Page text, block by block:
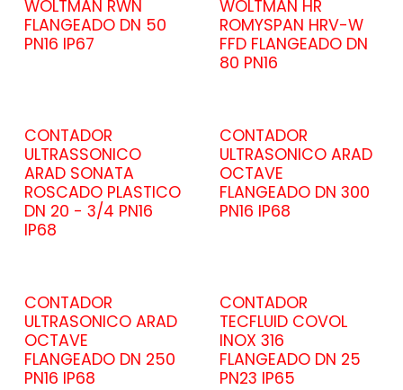
WOLTMAN RWN
FLANGEADO DN 50
PN16 IP67
WOLTMAN HR
ROMYSPAN HRV-W
FFD FLANGEADO DN
80 PN16
CONTADOR
ULTRASSONICO
ARAD SONATA
ROSCADO PLASTICO
DN 20 - 3/4 PN16
IP68
CONTADOR
ULTRASONICO ARAD
OCTAVE
FLANGEADO DN 300
PN16 IP68
CONTADOR
ULTRASONICO ARAD
OCTAVE
FLANGEADO DN 250
PN16 IP68
CONTADOR
TECFLUID COVOL
INOX 316
FLANGEADO DN 25
PN23 IP65